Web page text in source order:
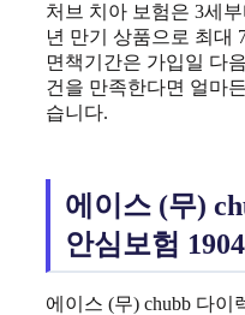
처브 치아 보험은 3세
년 만기 상품으로 최대
면책기간은 가입일 다
건을 만족한다면 얼마
습니다.
에이스 (무)
안심보험 1904
에이스 (무) chubb 다이